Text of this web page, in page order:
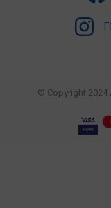
© Copyright 2024